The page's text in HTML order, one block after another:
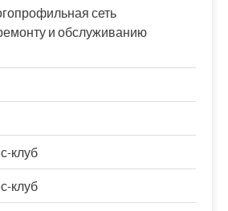
сеть
и обслуживанию
клуб
клуб